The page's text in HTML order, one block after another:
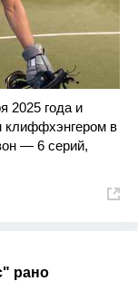
2025 года и
клиффхэнгером в
— 6 серий,
рано